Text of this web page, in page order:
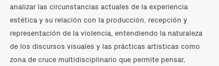
analizar las circunstancias actuales de la experiencia
estética y su relación con la producción, recepción y
representación de la violencia, entendiendo la naturaleza
de los discursos visuales y las prácticas artísticas como
zona de cruce multidisciplinario que permite pensar,